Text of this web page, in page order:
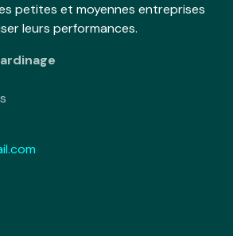
petites et moyennes entreprises
leurs performances.